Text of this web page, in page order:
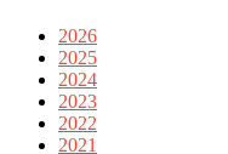
2026
2025
2024
2023
2022
2021